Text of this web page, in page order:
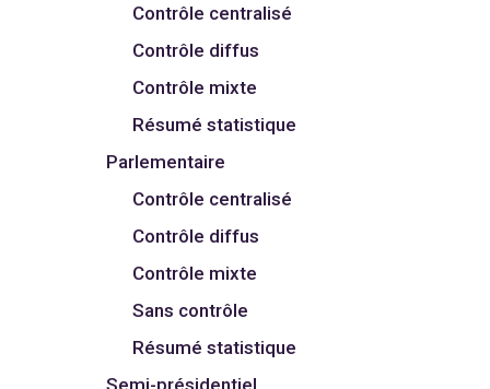
Contrôle centralisé
Contrôle diffus
Contrôle mixte
Résumé statistique
Parlementaire
Contrôle centralisé
Contrôle diffus
Contrôle mixte
Sans contrôle
Résumé statistique
Semi-présidentiel